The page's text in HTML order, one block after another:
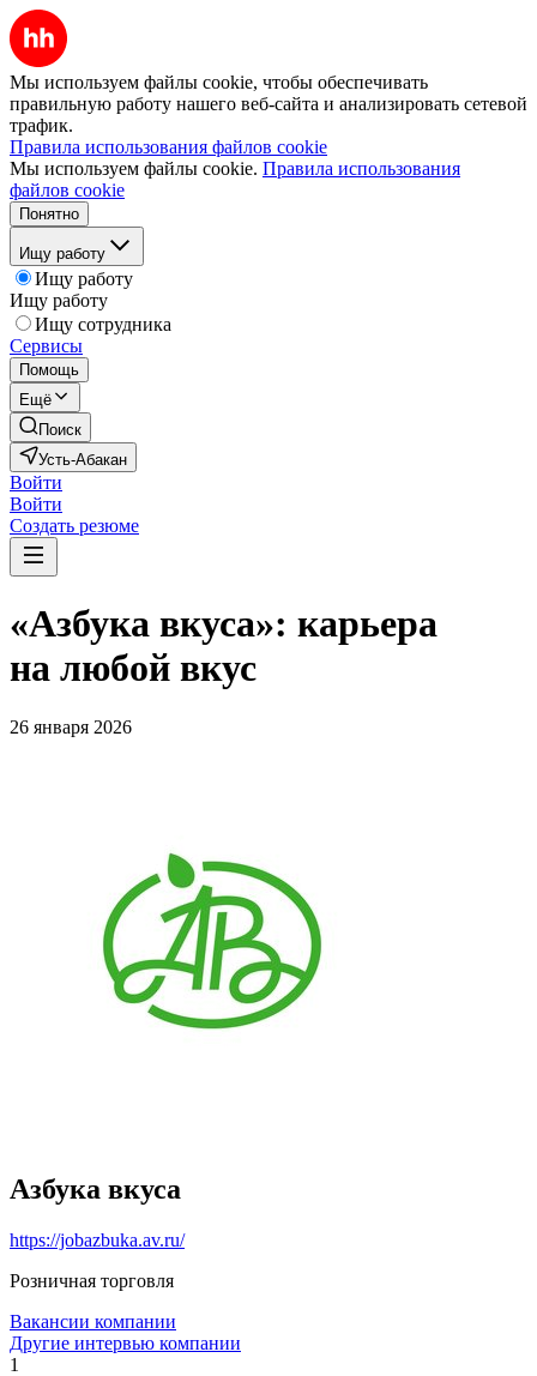
Мы используем файлы cookie, чтобы обеспечивать
правильную работу нашего веб-сайта и анализировать сетевой
трафик.
Правила использования файлов cookie
Мы используем файлы cookie. Правила использования
файлов cookie
Понятно
Ищу работу
Ищу работу
Ищу работу
Ищу сотрудника
Сервисы
Помощь
Ещё
Поиск
Усть-Абакан
Войти
Войти
Создать резюме
«Азбука вкуса»: карьера
на любой вкус
26 января 2026
Азбука вкуса
https://jobazbuka.av.ru/
Розничная торговля
Вакансии компании
Другие интервью компании
1